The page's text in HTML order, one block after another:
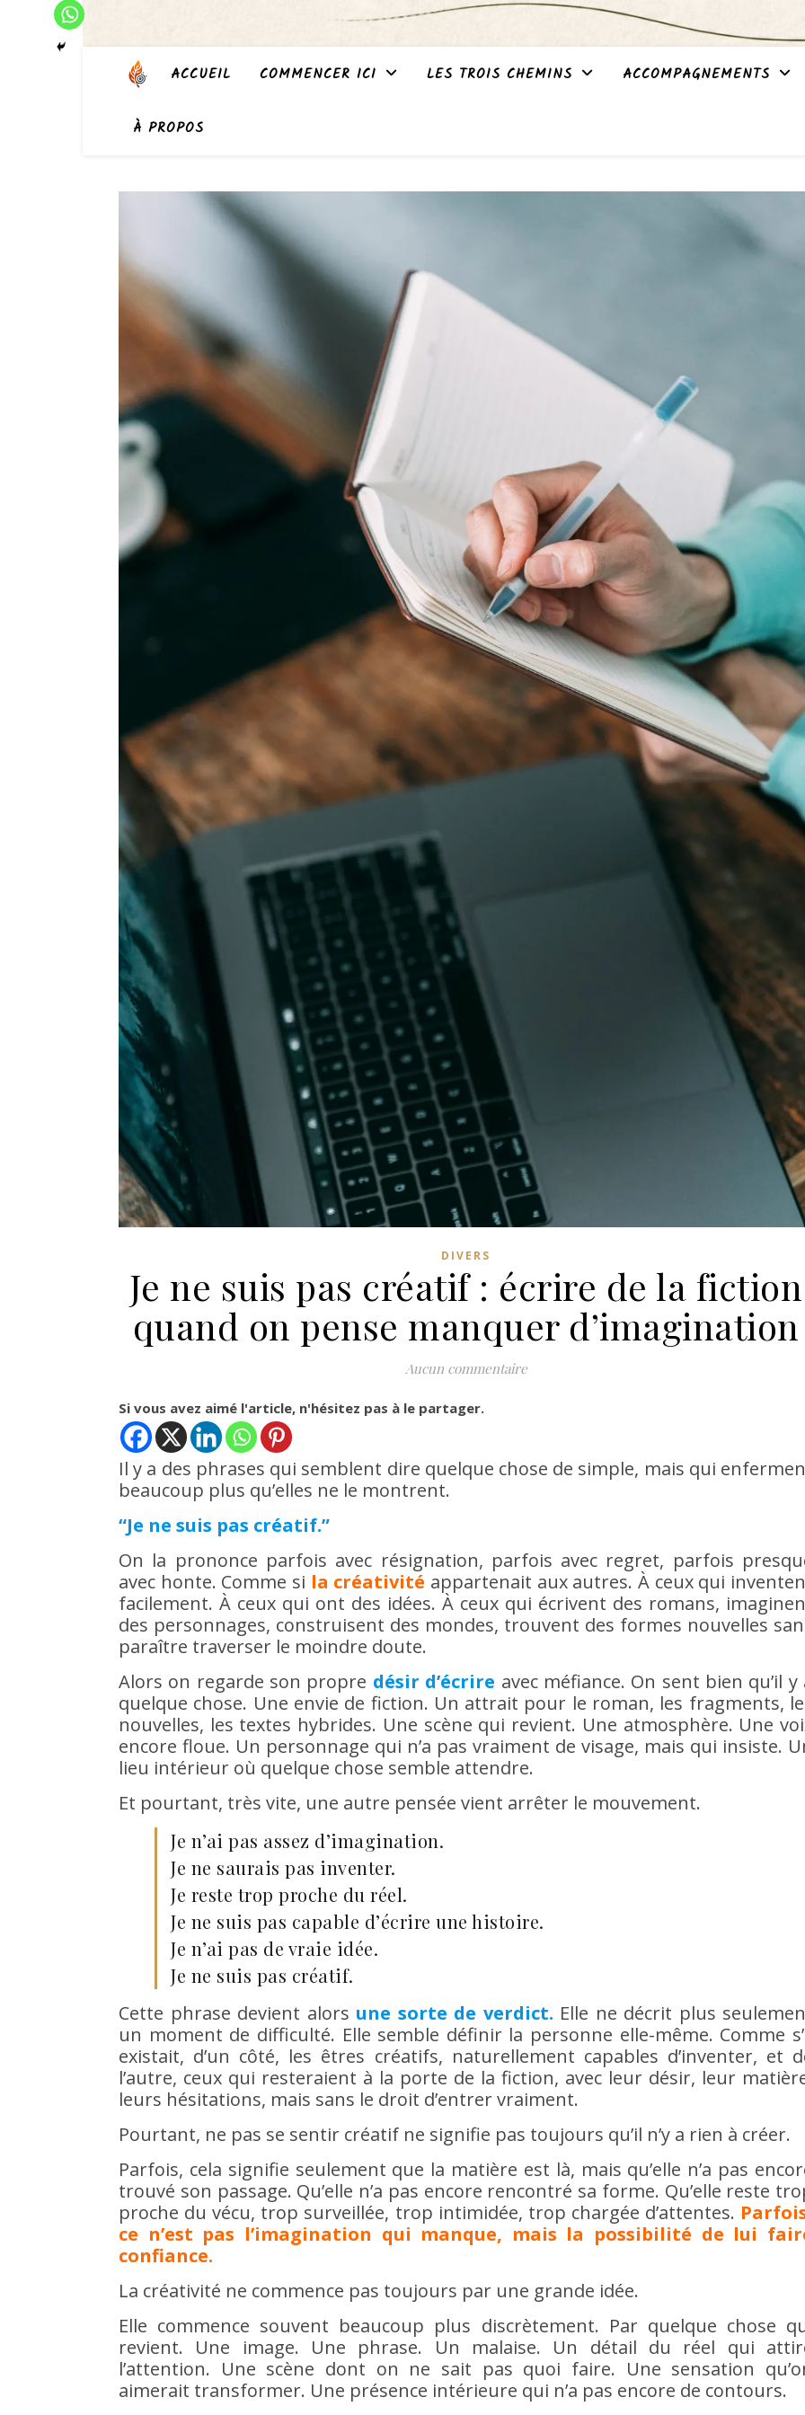
ACCUEIL COMMENCER ICI LES TROIS CHEMINS ACCOMPAGNEMENTS
À PROPOS
DIVERS
Je ne suis pas créatif : écrire de la fiction
quand on pense manquer d’imagination
Aucun commentaire
Si vous avez aimé l'article, n'hésitez pas à le partager.
Il y a des phrases qui semblent dire quelque chose de simple, mais qui
beaucoup plus qu’elles ne le montrent.
“Je ne suis pas créatif.”
On la prononce parfois avec résignation, parfois avec regret, parfois
avec honte. Comme si la créativité appartenait aux autres. À ceux qui
facilement. À ceux qui ont des idées. À ceux qui écrivent des romans,
des personnages, construisent des mondes, trouvent des formes nouvelles
paraître traverser le moindre doute.
Alors on regarde son propre désir d’écrire avec méfiance. On sent bien qu’il y
quelque chose. Une envie de fiction. Un attrait pour le roman, les fragments,
nouvelles, les textes hybrides. Une scène qui revient. Une atmosphère. Une
encore floue. Un personnage qui n’a pas vraiment de visage, mais qui insiste.
lieu intérieur où quelque chose semble attendre.
Et pourtant, très vite, une autre pensée vient arrêter le mouvement.
Je n’ai pas assez d’imagination.
Je ne saurais pas inventer.
Je reste trop proche du réel.
Je ne suis pas capable d’écrire une histoire.
Je n’ai pas de vraie idée.
Je ne suis pas créatif.
Cette phrase devient alors une sorte de verdict. Elle ne décrit plus
un moment de difficulté. Elle semble définir la personne elle-même. Comme
existait, d’un côté, les êtres créatifs, naturellement capables d’inventer, et
l’autre, ceux qui resteraient à la porte de la fiction, avec leur désir, leur
leurs hésitations, mais sans le droit d’entrer vraiment.
Pourtant, ne pas se sentir créatif ne signifie pas toujours qu’il n’y a rien à créer.
Parfois, cela signifie seulement que la matière est là, mais qu’elle n’a pas
trouvé son passage. Qu’elle n’a pas encore rencontré sa forme. Qu’elle reste
proche du vécu, trop surveillée, trop intimidée, trop chargée d’attentes.
ce n’est pas l’imagination qui manque, mais la possibilité de lui
confiance.
La créativité ne commence pas toujours par une grande idée.
Elle commence souvent beaucoup plus discrètement. Par quelque chose
revient. Une image. Une phrase. Un malaise. Un détail du réel qui
l’attention. Une scène dont on ne sait pas quoi faire. Une sensation
aimerait transformer. Une présence intérieure qui n’a pas encore de contours.